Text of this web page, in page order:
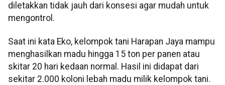
diletakkan tidak jauh dari konsesi agar mudah untuk
mengontrol.
Saat ini kata Eko, kelompok tani Harapan Jaya mampu
menghasilkan madu hingga 15 ton per panen atau
skitar 20 hari kedaan normal. Hasil ini didapat dari
sekitar 2.000 koloni lebah madu milik kelompok tani.